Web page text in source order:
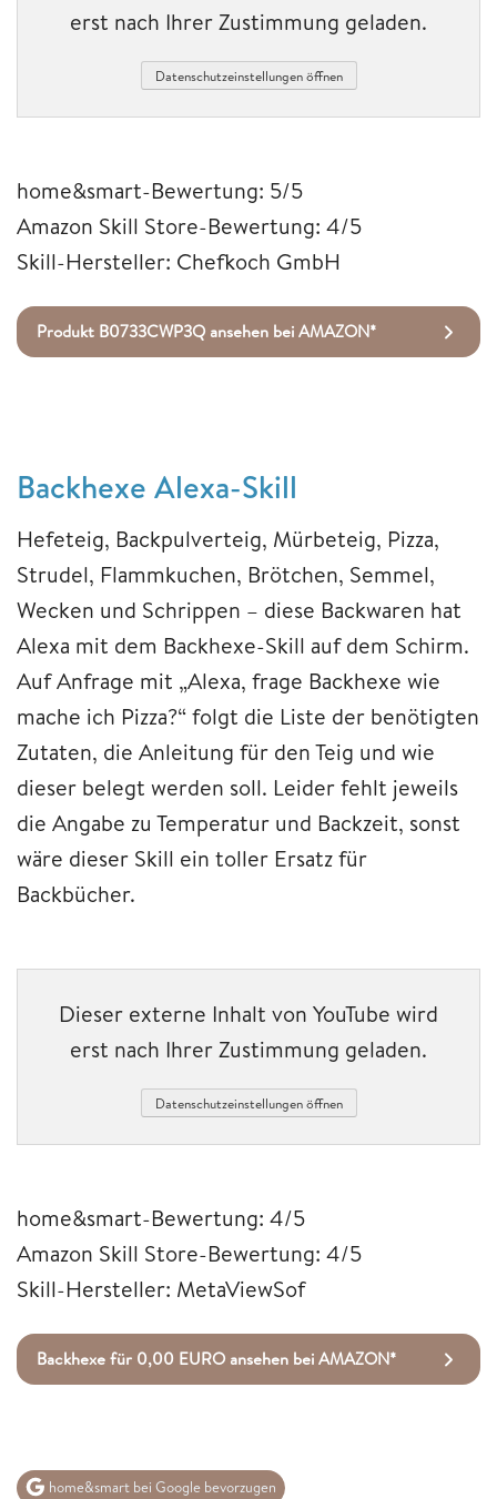
erst nach Ihrer Zustimmung geladen.
Datenschutzeinstellungen öffnen
home&smart-Bewertung: 5/5
Amazon Skill Store-Bewertung: 4/5
Skill-Hersteller: Chefkoch GmbH
Produkt B0733CWP3Q ansehen bei AMAZON*
Backhexe Alexa-Skill
Hefeteig, Backpulverteig, Mürbeteig, Pizza,
Strudel, Flammkuchen, Brötchen, Semmel,
Wecken und Schrippen – diese Backwaren hat
Alexa mit dem Backhexe-Skill auf dem Schirm.
Auf Anfrage mit „Alexa, frage Backhexe wie
mache ich Pizza?“ folgt die Liste der benötigten
Zutaten, die Anleitung für den Teig und wie
dieser belegt werden soll. Leider fehlt jeweils
die Angabe zu Temperatur und Backzeit, sonst
wäre dieser Skill ein toller Ersatz für
Backbücher.
Dieser externe Inhalt von YouTube wird
erst nach Ihrer Zustimmung geladen.
Datenschutzeinstellungen öffnen
home&smart-Bewertung: 4/5
Amazon Skill Store-Bewertung: 4/5
Skill-Hersteller: MetaViewSof
Backhexe für 0,00 EURO ansehen bei AMAZON*
home&smart bei Google bevorzugen